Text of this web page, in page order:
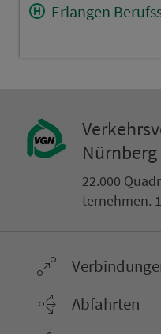
Erlangen
Nürn­berg
22.000
ter­neh­men.
Abfahrten